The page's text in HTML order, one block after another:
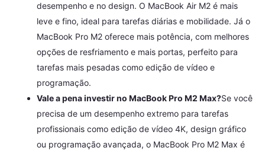
desempenho e no design. O MacBook Air M2 é mais
leve e fino, ideal para tarefas diárias e mobilidade. Já o
MacBook Pro M2 oferece mais potência, com melhores
opções de resfriamento e mais portas, perfeito para
tarefas mais pesadas como edição de vídeo e
programação.
Vale a pena investir no MacBook Pro M2 Max?Se você
precisa de um desempenho extremo para tarefas
profissionais como edição de vídeo 4K, design gráfico
ou programação avançada, o MacBook Pro M2 Max é